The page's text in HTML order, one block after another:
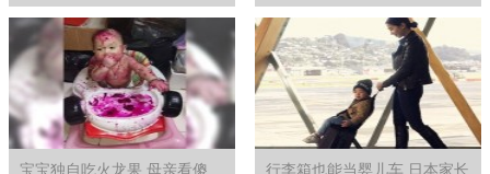
宝宝独自吃火龙果 母亲看傻 行李箱也能当婴儿车 日本家长